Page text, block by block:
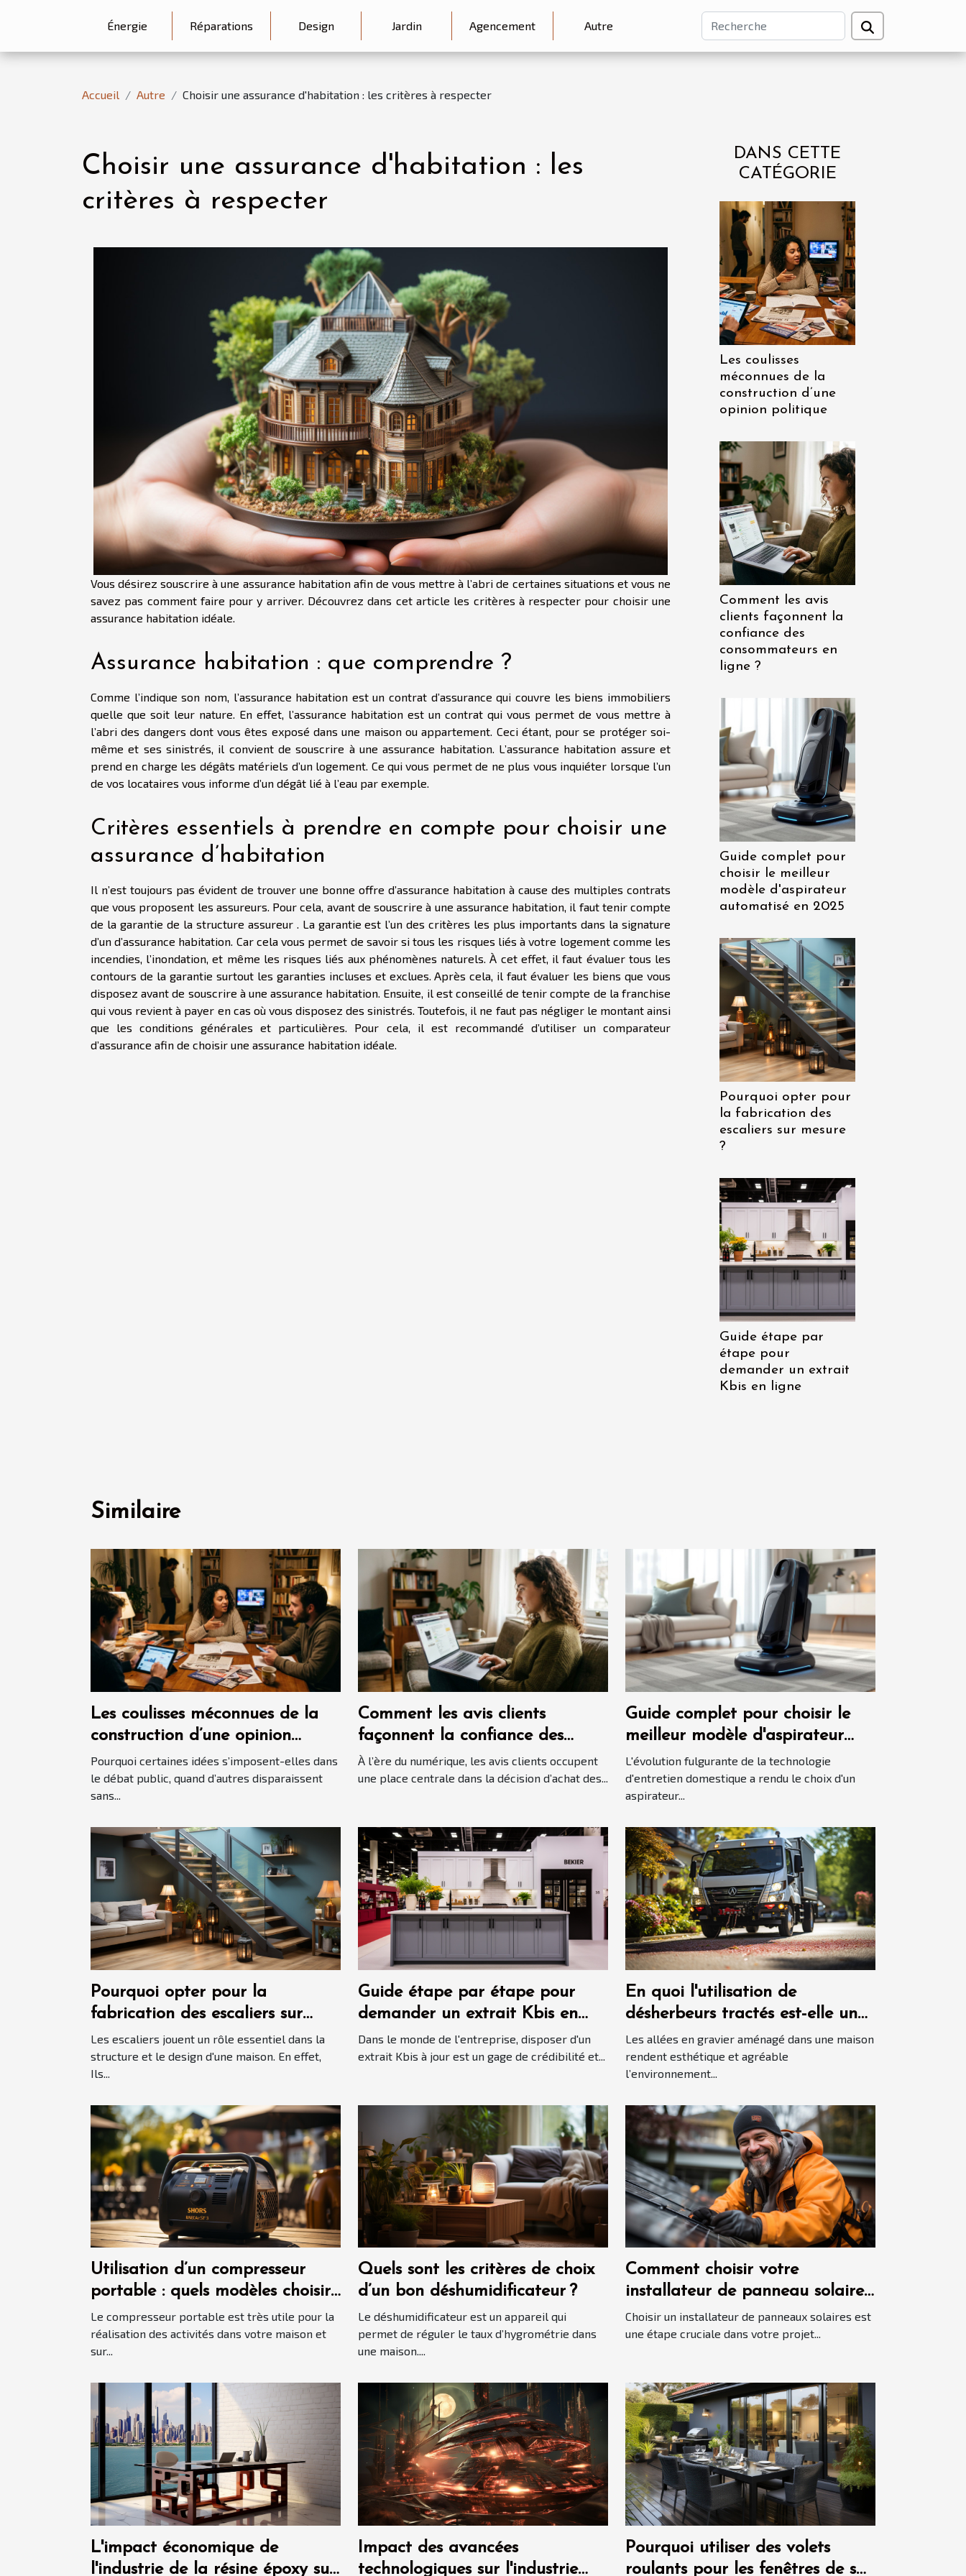
Énergie Réparations Design Jardin Agencement Autre
Accueil Autre Choisir une assurance d'habitation : les critères à respecter
Choisir une assurance d'habitation : les
critères à respecter
Vous désirez souscrire à une assurance habitation afin de vous mettre à l’abri de certaines situations et vous ne
savez pas comment faire pour y arriver. Découvrez dans cet article les critères à respecter pour choisir une
assurance habitation idéale.
Assurance habitation : que comprendre ?
Comme l’indique son nom, l’assurance habitation est un contrat d’assurance qui couvre les biens immobiliers
quelle que soit leur nature. En effet, l’assurance habitation est un contrat qui vous permet de vous mettre à
l’abri des dangers dont vous êtes exposé dans une maison ou appartement. Ceci étant, pour se protéger soi-
même et ses sinistrés, il convient de souscrire à une assurance habitation. L’assurance habitation assure et
prend en charge les dégâts matériels d’un logement. Ce qui vous permet de ne plus vous inquiéter lorsque l’un
de vos locataires vous informe d’un dégât lié à l’eau par exemple.
Critères essentiels à prendre en compte pour choisir une
assurance d’habitation
Il n’est toujours pas évident de trouver une bonne offre d’assurance habitation à cause des multiples contrats
que vous proposent les assureurs. Pour cela, avant de souscrire à une assurance habitation, il faut tenir compte
de la garantie de la structure assureur . La garantie est l’un des critères les plus importants dans la signature
d’un d’assurance habitation. Car cela vous permet de savoir si tous les risques liés à votre logement comme les
incendies, l’inondation, et même les risques liés aux phénomènes naturels. À cet effet, il faut évaluer tous les
contours de la garantie surtout les garanties incluses et exclues. Après cela, il faut évaluer les biens que vous
disposez avant de souscrire à une assurance habitation. Ensuite, il est conseillé de tenir compte de la franchise
qui vous revient à payer en cas où vous disposez des sinistrés. Toutefois, il ne faut pas négliger le montant ainsi
que les conditions générales et particulières. Pour cela, il est recommandé d’utiliser un comparateur
d’assurance afin de choisir une assurance habitation idéale.
DANS CETTE
CATÉGORIE
Les coulisses
méconnues de la
construction d’une
opinion politique
Comment les avis
clients façonnent la
confiance des
consommateurs en
ligne ?
Guide complet pour
choisir le meilleur
modèle d'aspirateur
automatisé en 2025
Pourquoi opter pour
la fabrication des
escaliers sur mesure
?
Guide étape par
étape pour
demander un extrait
Kbis en ligne
Similaire
Les coulisses méconnues de la
construction d’une opinion
politique
Pourquoi certaines idées s’imposent-elles dans
le débat public, quand d’autres disparaissent
sans...
Comment les avis clients
façonnent la confiance des
consommateurs en ligne ?
À l’ère du numérique, les avis clients occupent
une place centrale dans la décision d’achat des...
Guide complet pour choisir le
meilleur modèle d'aspirateur
automatisé en 2025
L'évolution fulgurante de la technologie
d'entretien domestique a rendu le choix d'un
aspirateur...
Pourquoi opter pour la
fabrication des escaliers sur
mesure ?
Les escaliers jouent un rôle essentiel dans la
structure et le design d'une maison. En effet,
Ils...
Guide étape par étape pour
demander un extrait Kbis en
ligne
Dans le monde de l'entreprise, disposer d'un
extrait Kbis à jour est un gage de crédibilité et...
En quoi l'utilisation de
désherbeurs tractés est-elle une
bonne idée pour garder les
allées en gravier propres ?
Les allées en gravier aménagé dans une maison
rendent esthétique et agréable
l’environnement...
Utilisation d’un compresseur
portable : quels modèles choisir
en 2021 ?
Le compresseur portable est très utile pour la
réalisation des activités dans votre maison et
sur...
Quels sont les critères de choix
d’un bon déshumidificateur ?
Le déshumidificateur est un appareil qui
permet de réguler le taux d’hygrométrie dans
une maison....
Comment choisir votre
installateur de panneau solaire
?
Choisir un installateur de panneaux solaires est
une étape cruciale dans votre projet...
L'impact économique de
l'industrie de la résine époxy sur
Impact des avancées
technologiques sur l'industrie
Pourquoi utiliser des volets
roulants pour les fenêtres de sa